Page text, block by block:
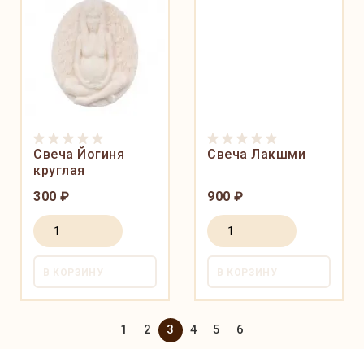
Свеча Йогиня
круглая
300 ₽
В КОРЗИНУ
Свеча Лакшми
900 ₽
В КОРЗИНУ
1 2 3 4 5 6